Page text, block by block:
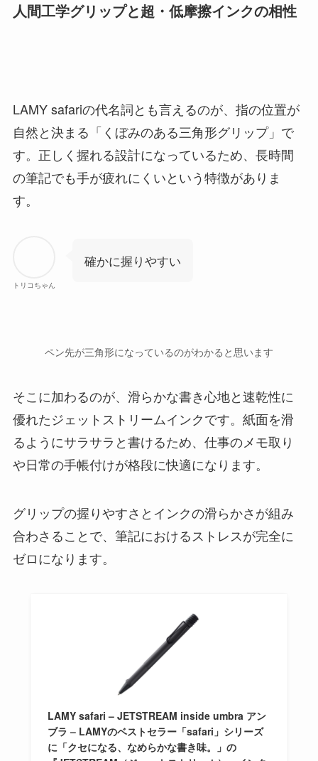
人間工学グリップと超・低摩擦インクの相性
LAMY safariの代名詞とも言えるのが、指の位置が
自然と決まる「くぼみのある三角形グリップ」で
す。正しく握れる設計になっているため、長時間
の筆記でも手が疲れにくいという特徴がありま
す。
トリコちゃん
確かに握りやすい
ペン先が三角形になっているのがわかると思います
そこに加わるのが、滑らかな書き心地と速乾性に
優れたジェットストリームインクです。紙面を滑
るようにサラサラと書けるため、仕事のメモ取り
や日常の手帳付けが格段に快適になります。
グリップの握りやすさとインクの滑らかさが組み
合わさることで、筆記におけるストレスが完全に
ゼロになります。
LAMY safari – JETSTREAM inside umbra アン
ブラ – LAMYのベストセラー「safari」シリーズ
に「クセになる、なめらかな書き味。」の